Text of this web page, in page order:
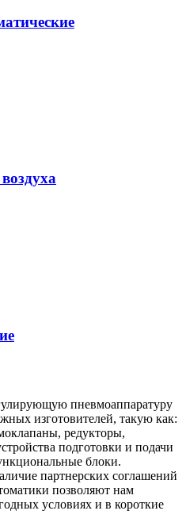
пневмоаппаратуру
изготовителей, такую как:
редукторы,
подготовки и подачи
блоки.
партнерских соглашений
позволяют нам
условиях и в короткие